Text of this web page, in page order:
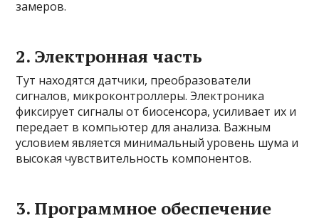
замеров.
2. Электронная часть
Тут находятся датчики, преобразователи
сигналов, микроконтроллеры. Электроника
фиксирует сигналы от биосенсора, усиливает их и
передает в компьютер для анализа. Важным
условием является минимальный уровень шума и
высокая чувствительность компонентов.
3. Программное обеспечение